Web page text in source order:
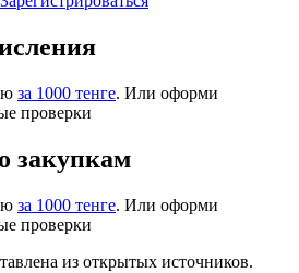
за 1000 тенге. Или оформи
проверки
закупкам
за 1000 тенге. Или оформи
проверки
из открытых источников.